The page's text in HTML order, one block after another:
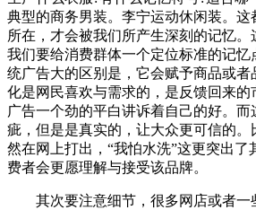
典型的商务男装。李宁运动休闲装。这
所在，才会被我们所产生深刻的记忆。
我们要给消费群体一个定位标准的记
统广告大的区别是，它会赋予商品或者
化是网民喜欢与需求的，是反馈回来
广告一个劲的平白讲诉着自己的好。而
疵，但是是真实的，让大众更可信的
然在网上打出，“我怕水洗”这更突出了
费者会更愿理解与接受该品牌。
其次要注意细节，很多网店或者一